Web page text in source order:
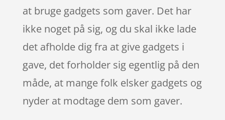
at bruge gadgets som gaver. Det har
ikke noget på sig, og du skal ikke lade
det afholde dig fra at give gadgets i
gave, det forholder sig egentlig på den
måde, at mange folk elsker gadgets og
nyder at modtage dem som gaver.